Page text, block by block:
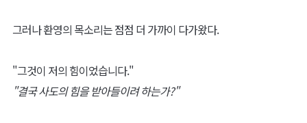
그러나 환영의 목소리는 점점 더 가까이 다가왔다.
"그것이 저의 힘이었습니다."
"결국 사도의 힘을 받아들이려 하는가?"